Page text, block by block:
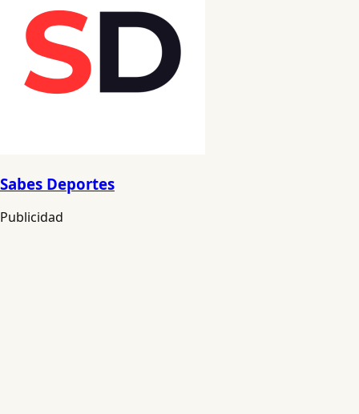
Sabes Deportes
Publicidad